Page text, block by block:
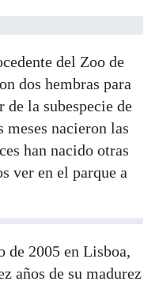
del Zoo de
dos hembras para
la subespecie de
meses nacieron las
han nacido otras
ver en el parque a
de 2005 en Lisboa,
años de su madurez